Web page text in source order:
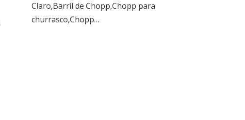
Claro,Barril de Chopp,Chopp para
churrasco,Chopp…